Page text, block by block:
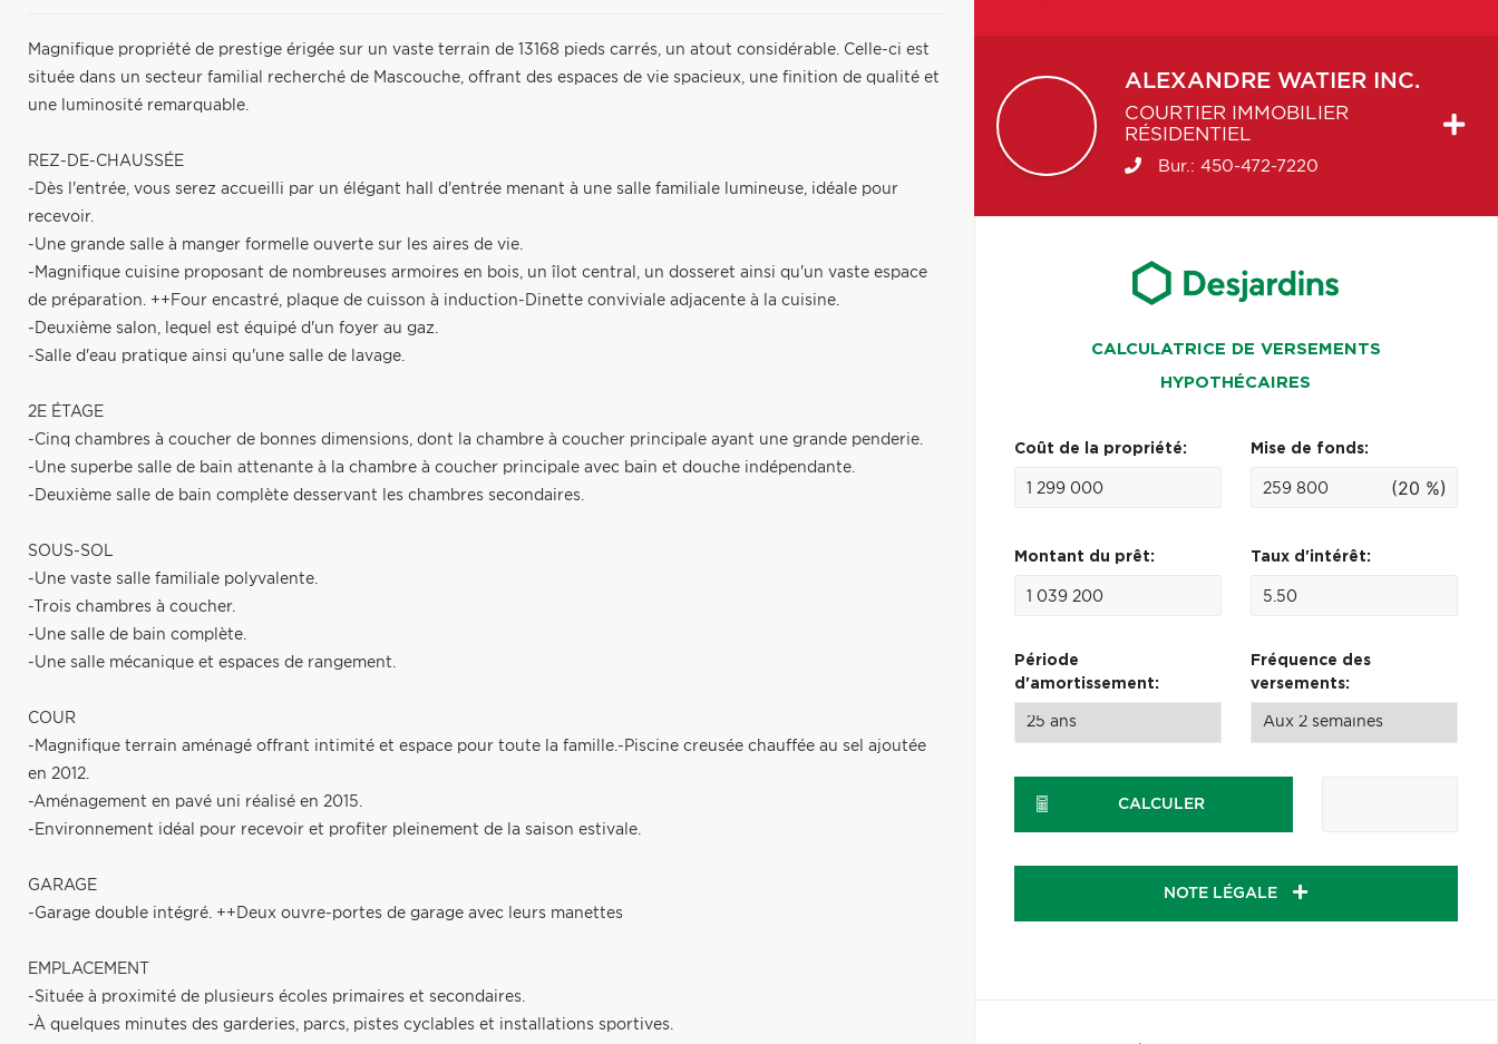
Magnifique propriété de prestige érigée sur un vaste terrain de 13168 pieds carrés, un atout considérable. Celle-ci est
située dans un secteur familial recherché de Mascouche, offrant des espaces de vie spacieux, une finition de qualité et
une luminosité remarquable.
REZ-DE-CHAUSSÉE
-Dès l'entrée, vous serez accueilli par un élégant hall d'entrée menant à une salle familiale lumineuse, idéale pour
recevoir.
-Une grande salle à manger formelle ouverte sur les aires de vie.
-Magnifique cuisine proposant de nombreuses armoires en bois, un îlot central, un dosseret ainsi qu'un vaste espace
de préparation. ++Four encastré, plaque de cuisson à induction-Dinette conviviale adjacente à la cuisine.
-Deuxième salon, lequel est équipé d'un foyer au gaz.
-Salle d'eau pratique ainsi qu'une salle de lavage.
2E ÉTAGE
-Cinq chambres à coucher de bonnes dimensions, dont la chambre à coucher principale ayant une grande penderie.
-Une superbe salle de bain attenante à la chambre à coucher principale avec bain et douche indépendante.
-Deuxième salle de bain complète desservant les chambres secondaires.
SOUS-SOL
-Une vaste salle familiale polyvalente.
-Trois chambres à coucher.
-Une salle de bain complète.
-Une salle mécanique et espaces de rangement.
COUR
-Magnifique terrain aménagé offrant intimité et espace pour toute la famille.-Piscine creusée chauffée au sel ajoutée
en 2012.
-Aménagement en pavé uni réalisé en 2015.
-Environnement idéal pour recevoir et profiter pleinement de la saison estivale.
GARAGE
-Garage double intégré. ++Deux ouvre-portes de garage avec leurs manettes
EMPLACEMENT
-Située à proximité de plusieurs écoles primaires et secondaires.
-À quelques minutes des garderies, parcs, pistes cyclables et installations sportives.
ALEXANDRE WATIER INC.
COURTIER IMMOBILIER
RÉSIDENTIEL
Bur.: 450-472-7220
CALCULATRICE DE VERSEMENTS
HYPOTHÉCAIRES
Coût de la propriété: Mise de fonds:
(20 %)
Montant du prêt: Taux d'intérêt:
Période
d'amortissement:
Fréquence des
versements:
CALCULER
NOTE LÉGALE